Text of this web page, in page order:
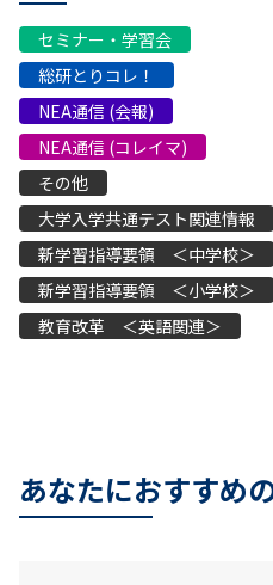
セミナー・学習会
総研とりコレ！
NEA通信 (会報)
NEA通信 (コレイマ)
その他
大学入学共通テスト関連情報
新学習指導要領 ＜中学校＞
新学習指導要領 ＜小学校＞
教育改革 ＜英語関連＞
あなたにおすすめ